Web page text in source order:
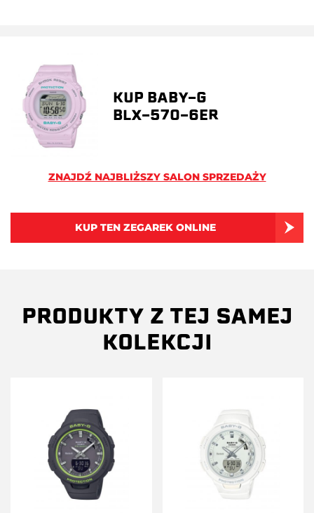
KUP BABY-G
BLX-570-6ER
ZNAJDŹ NAJBLIŻSZY SALON SPRZEDAŻY
KUP TEN ZEGAREK ONLINE
PRODUKTY Z TEJ SAMEJ
KOLEKCJI